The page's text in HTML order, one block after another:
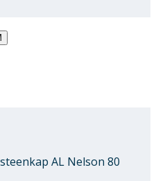
AL Nelson 80